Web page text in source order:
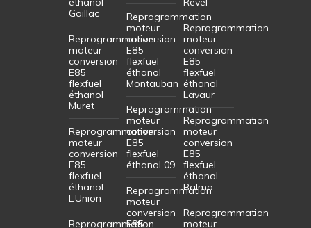
Gaillac
Reprogrammation
moteur
conversion
E85
flexfuel
éthanol
Muret
Reprogrammation
moteur
conversion
E85
flexfuel
éthanol
L’Union
Reprogrammation
Reprogrammation
moteur
conversion
E85
flexfuel
éthanol
Montauban
Reprogrammation
moteur
conversion
E85
flexfuel
éthanol 09
Reprogrammation
moteur
conversion
E85
Reprogrammation
moteur
conversion
E85
flexfuel
éthanol
Lavaur
Reprogrammation
moteur
conversion
E85
flexfuel
éthanol
Balma
Reprogrammation
moteur